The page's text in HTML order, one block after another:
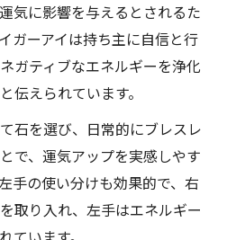
気に影響を与えるとされるた
ガーアイは持ち主に自信と行
ガティブなエネルギーを浄化
伝えられています。
石を選び、日常的にブレスレ
で、運気アップを実感しやす
手の使い分けも効果的で、右
取り入れ、左手はエネルギー